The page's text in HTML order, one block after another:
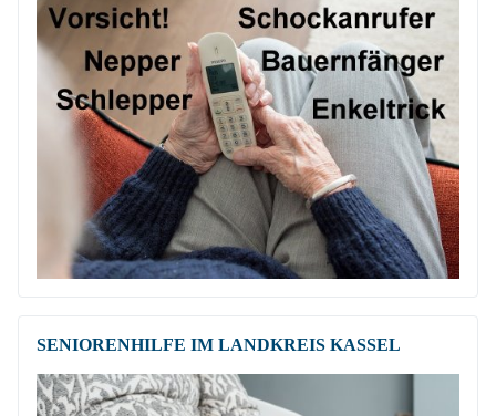
SENIORENHILFE IM LANDKREIS KASSEL